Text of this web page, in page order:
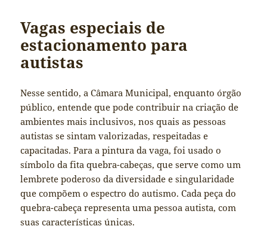
Vagas especiais de
estacionamento para
autistas
Nesse sentido, a Câmara Municipal, enquanto órgão
público, entende que pode contribuir na criação de
ambientes mais inclusivos, nos quais as pessoas
autistas se sintam valorizadas, respeitadas e
capacitadas. Para a pintura da vaga, foi usado o
símbolo da fita quebra-cabeças, que serve como um
lembrete poderoso da diversidade e singularidade
que compõem o espectro do autismo. Cada peça do
quebra-cabeça representa uma pessoa autista, com
suas características únicas.